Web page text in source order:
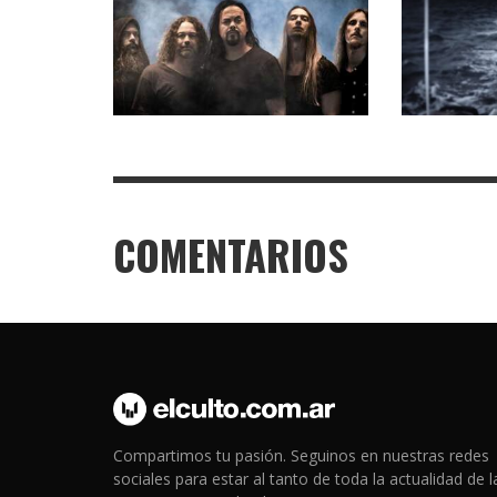
COMENTARIOS
Compartimos tu pasión. Seguinos en nuestras redes
sociales para estar al tanto de toda la actualidad de